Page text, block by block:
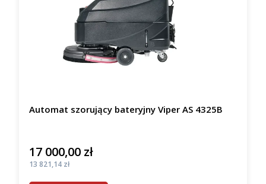
Automat szorujący bateryjny Viper AS 4325B
Cena
17 000,00 zł
Cena
13 821,14 zł